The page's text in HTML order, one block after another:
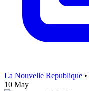
La Nouvelle Republique •
10 May